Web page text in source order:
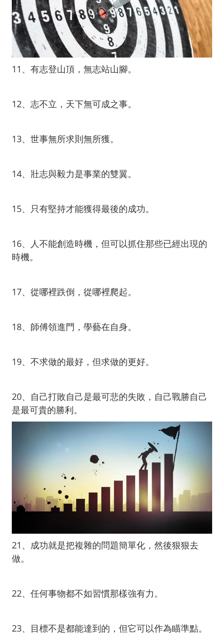
11、有志登山頂，無志站山腳。
12、志不立，天下無可成之事。
13、世事無所求則無所獲。
14、壯志與毅力是事業的雙翼。
15、只有堅持才能獲得最後的成功。
16、人不能創造時機，但可以抓住那些已經出現的
時機。
17、從哪裡跌倒，從哪裡爬起。
18、師傅領進門，學藝在自身。
19、不求做的最好，但求做的更好。
20、自己打敗自己是最可悲的失敗，自己戰勝自己
是最可貴的勝利。
21、成功就是把複雜的問題簡單化，然後狠狠去
做。
22、任何事物都不如習慣那樣強有力。
23、目標不是都能達到的，但它可以作為瞄準點。